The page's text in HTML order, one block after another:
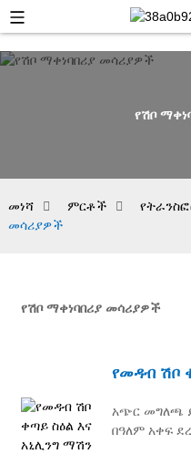
የሽቦ
መነሻ ምርቶች
መሳሪያዎች
የሽቦ ማቀነባበሪያ መሳሪያዎች
የመዳብ ሽቦ
አጭር መግለጫ
በዓለም አቀፍ